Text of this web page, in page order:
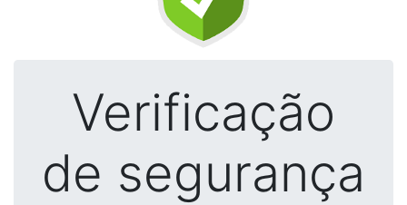
Verificação
de segurança